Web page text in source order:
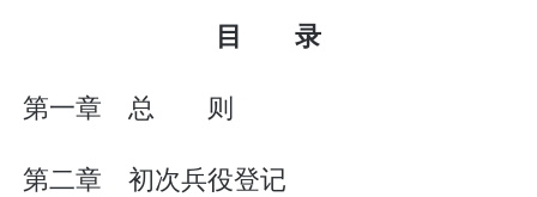
目 录
第一章 总 则
第二章 初次兵役登记